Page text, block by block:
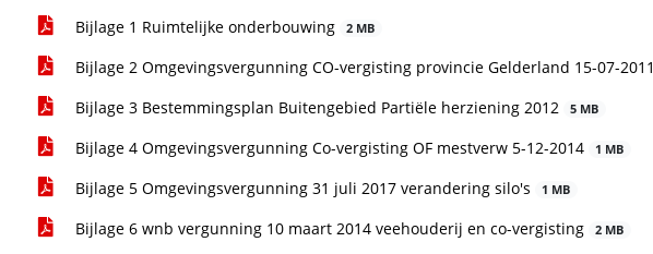
Bijlage 1 Ruimtelijke onderbouwing 2 MB
Bijlage 2 Omgevingsvergunning CO-vergisting provincie Gelderland 15-07-2011
Bijlage 3 Bestemmingsplan Buitengebied Partiële herziening 2012 5 MB
Bijlage 4 Omgevingsvergunning Co-vergisting OF mestverw 5-12-2014 1 MB
Bijlage 5 Omgevingsvergunning 31 juli 2017 verandering silo's 1 MB
Bijlage 6 wnb vergunning 10 maart 2014 veehouderij en co-vergisting 2 MB